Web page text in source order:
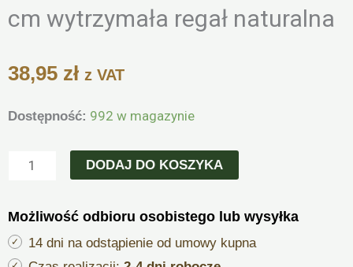
cm wytrzymała regał naturalna
38,95 zł z VAT
Dostępność: 992 w magazynie
ilość
skrzynia
wytrzymała
regał
DODAJ DO KOSZYKA
Możliwość odbioru osobistego lub wysyłka
14 dni na odstąpienie od umowy kupna